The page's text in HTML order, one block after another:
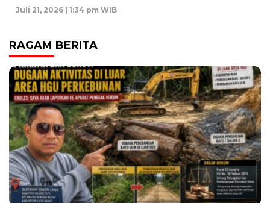
Juli 21, 2026 | 1:34 pm WIB
RAGAM BERITA